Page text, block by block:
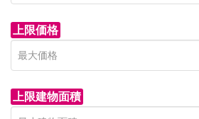
上限価格
上限建物面積